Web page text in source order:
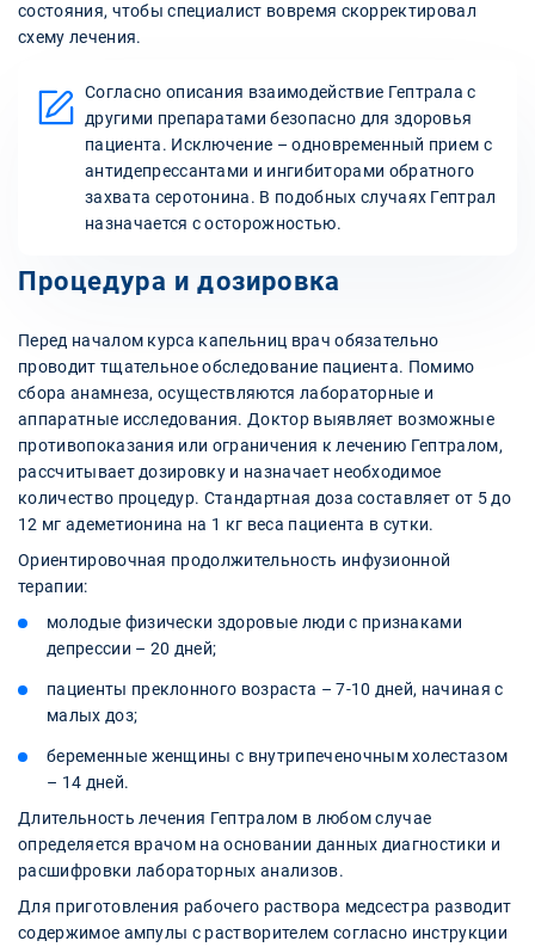
состояния, чтобы специалист вовремя скорректировал
схему лечения.
Согласно описания взаимодействие Гептрала с
другими препаратами безопасно для здоровья
пациента. Исключение – одновременный прием с
антидепрессантами и ингибиторами обратного
захвата серотонина. В подобных случаях Гептрал
назначается с осторожностью.
Процедура и дозировка
Перед началом курса капельниц врач обязательно
проводит тщательное обследование пациента. Помимо
сбора анамнеза, осуществляются лабораторные и
аппаратные исследования. Доктор выявляет возможные
противопоказания или ограничения к лечению Гептралом,
рассчитывает дозировку и назначает необходимое
количество процедур. Стандартная доза составляет от 5 до
12 мг адеметионина на 1 кг веса пациента в сутки.
Ориентировочная продолжительность инфузионной
терапии:
молодые физически здоровые люди с признаками
депрессии – 20 дней;
пациенты преклонного возраста – 7-10 дней, начиная с
малых доз;
беременные женщины с внутрипеченочным холестазом
– 14 дней.
Длительность лечения Гептралом в любом случае
определяется врачом на основании данных диагностики и
расшифровки лабораторных анализов.
Для приготовления рабочего раствора медсестра разводит
содержимое ампулы с растворителем согласно инструкции